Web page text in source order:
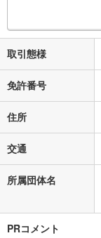
取引態様
免許番号
住所
交通
所属団体名
PRコメント